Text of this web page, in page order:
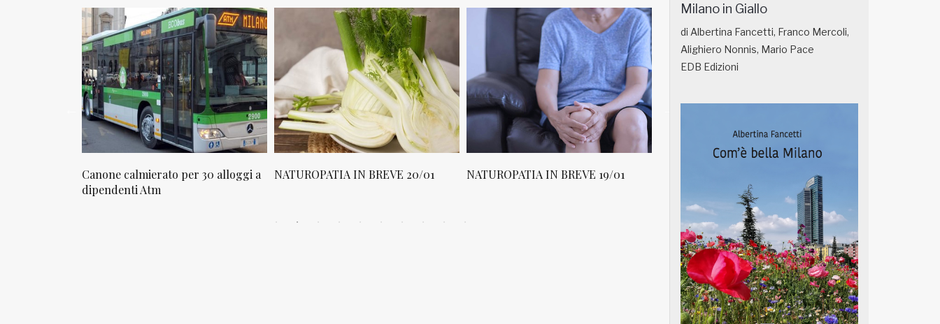
Canone calmierato per 30 alloggi a
dipendenti Atm
NATUROPATIA IN BREVE 20/01 NATUROPATIA IN BREVE 19/01 NATUROPATIA IN BREVE 18/01
Milano in Giallo
di Albertina Fancetti, Franco Mercoli,
Alighiero Nonnis, Mario Pace
EDB Edizioni